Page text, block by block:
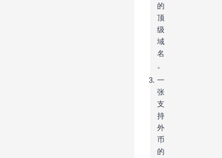
的
顶
级
域
名
。
一
张
支
持
外
币
的